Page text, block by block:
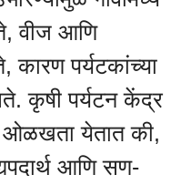
वीज आणि
कारण पर्यटकांच्या
कृषी पर्यटन केंद्र
ओळखता येतात की,
आणि सण-